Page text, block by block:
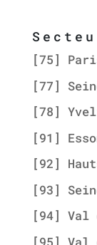
[75]
[77]
[78]
[91]
[92]
[93]
[94] Val
[95] Val